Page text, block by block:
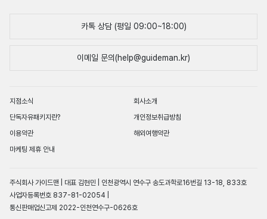
카톡 상담 (평일 09:00~18:00)
이메일 문의(help@guideman.kr)
지점소식
회사소개
단독자유패키지란?
개인정보취급방침
이용약관
해외여행약관
마케팅 제휴 안내
주식회사 가이드맨 | 대표 김현민 | 인천광역시 연수구 송도과학로16번길 13-18, 833호
사업자등록번호 837-81-02054 |
통신판매업신고제 2022-인천연수구-0626호